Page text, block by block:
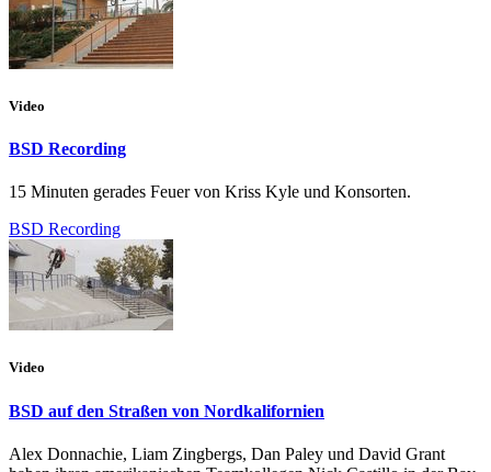
Video
BSD Recording
15 Minuten gerades Feuer von Kriss Kyle und Konsorten.
BSD Recording
Video
BSD auf den Straßen von Nordkalifornien
Alex Donnachie, Liam Zingbergs, Dan Paley und David Grant